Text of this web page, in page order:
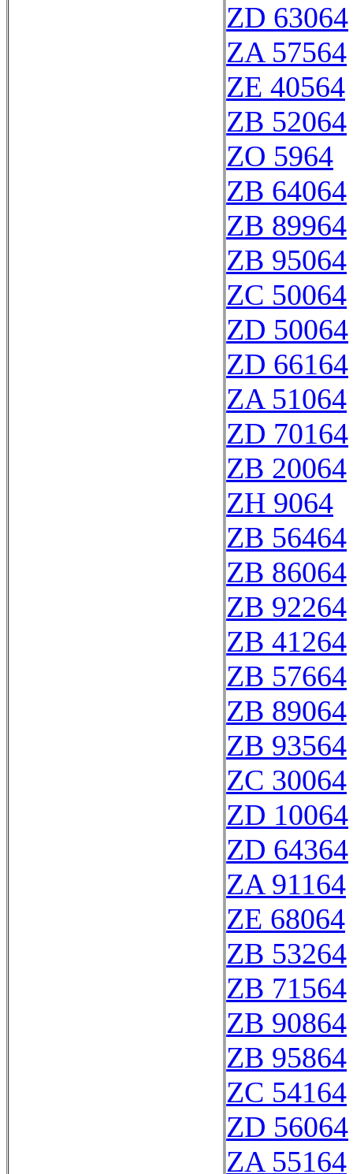
ZD 63064
ZA 57564
ZE 40564
ZB 52064
ZO 5964
ZB 64064
ZB 89964
ZB 95064
ZC 50064
ZD 50064
ZD 66164
ZA 51064
ZD 70164
ZB 20064
ZH 9064
ZB 56464
ZB 86064
ZB 92264
ZB 41264
ZB 57664
ZB 89064
ZB 93564
ZC 30064
ZD 10064
ZD 64364
ZA 91164
ZE 68064
ZB 53264
ZB 71564
ZB 90864
ZB 95864
ZC 54164
ZD 56064
ZA 55164